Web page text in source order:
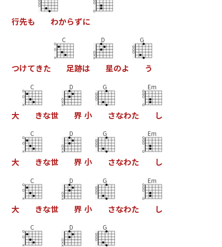
行先も わからずに
つけてきた
C
足跡は
D
星のよ
G
う
大
C
きな世
D
界 小
G
さなわた
Em
し
大
C
きな世
D
界 小
G
さなわた
Em
し
大
C
きな世
D
界 小
G
さなわた
Em
し
C D G